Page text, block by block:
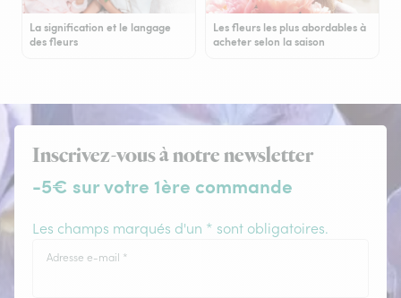
La signification et le langage
des fleurs
Les fleurs les plus abordables à
acheter selon la saison
Inscrivez-vous à notre newsletter
-5€ sur votre 1ère commande
Les champs marqués d'un * sont obligatoires.
Adresse e-mail *